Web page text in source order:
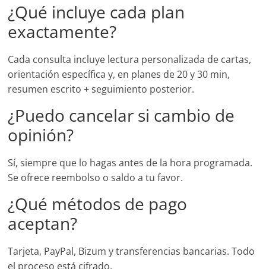
¿Qué incluye cada plan
exactamente?
Cada consulta incluye lectura personalizada de cartas,
orientación específica y, en planes de 20 y 30 min,
resumen escrito + seguimiento posterior.
¿Puedo cancelar si cambio de
opinión?
Sí, siempre que lo hagas antes de la hora programada.
Se ofrece reembolso o saldo a tu favor.
¿Qué métodos de pago
aceptan?
Tarjeta, PayPal, Bizum y transferencias bancarias. Todo
el proceso está cifrado.